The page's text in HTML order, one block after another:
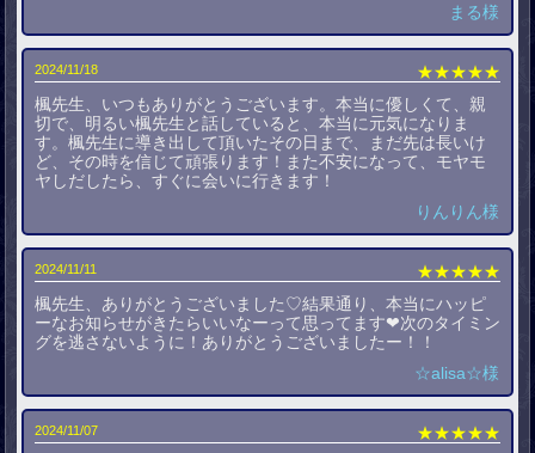
まる様
2024/11/18
★★★★★
楓先生、いつもありがとうございます。本当に優しくて、親
切で、明るい楓先生と話していると、本当に元気になりま
す。楓先生に導き出して頂いたその日まで、まだ先は長いけ
ど、その時を信じて頑張ります！また不安になって、モヤモ
ヤしだしたら、すぐに会いに行きます！
りんりん様
2024/11/11
★★★★★
楓先生、ありがとうございました♡結果通り、本当にハッピ
ーなお知らせがきたらいいなーって思ってます❤次のタイミン
グを逃さないように！ありがとうございましたー！！
☆alisa☆様
2024/11/07
★★★★★